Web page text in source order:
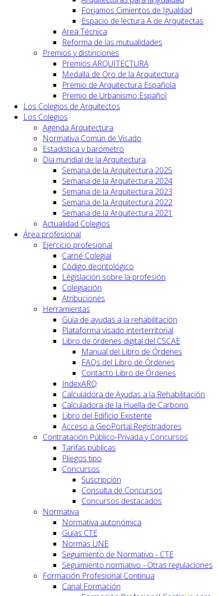
Forjamos Cimientos de Igualdad
Espacio de lectura A de Arquitectas
Area Técnica
Reforma de las mutualidades
Premios y distinciones
Premios ARQUITECTURA
Medalla de Oro de la Arquitectura
Premio de Arquitectura Española
Premio de Urbanismo Español
Los Colegios de Arquitectos
Los Colegios
Agenda Arquitectura
Normativa Común de Visado
Estadística y barómetro
Día mundial de la Arquitectura
Semana de la Arquitectura 2025
Semana de la Arquitectura 2024
Semana de la Arquitectura 2023
Semana de la Arquitectura 2022
Semana de la Arquitectura 2021
Actualidad Colegios
Área profesional
Ejercicio profesional
Carné Colegial
Código deontológico
Legislación sobre la profesión
Colegiación
Atribuciones
Herramientas
Guía de ayudas a la rehabilitación
Plataforma visado interterritorial
Libro de órdenes digital del CSCAE
Manual del Libro de Órdenes
FAQs del Libro de Órdenes
Contacto Libro de Órdenes
IndexARQ
Calculadora de Ayudas a la Rehabilitación
Calculadora de la Huella de Carbono
Libro del Edificio Existente
Acceso a GeoPortal.Registradores
Contratación Público-Privada y Concursos
Tarifas públicas
Pliegos tipo
Concursos
Suscripción
Consulta de Concursos
Concursos destacados
Normativa
Normativa autonómica
Guías CTE
Normas UNE
Seguimiento de Normativo - CTE
Seguimiento normativo - Otras regulaciones
Formación Profesional Continua
Canal Formación